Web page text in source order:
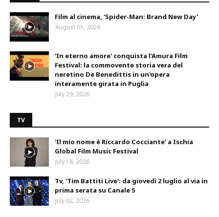
Film al cinema, 'Spider-Man: Brand New Day'
August 01, 2026
'In eterno amore' conquista l'Amura Film
Festival: la commovente storia vera del
neretino De Benedittis in un'opera
interamente girata in Puglia
July 29, 2026
TV
'Il mio nome è Riccardo Cocciante' a Ischia
Global Film Music Festival
July 18, 2026
Tv, 'Tim Battiti Live': da giovedì 2 luglio al via in
prima serata su Canale 5
July 02, 2026